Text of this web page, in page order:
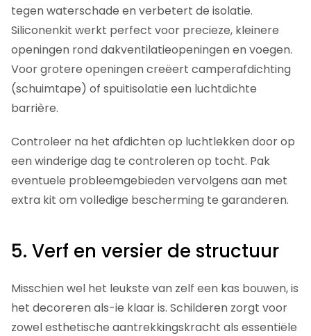
tegen waterschade en verbetert de isolatie.
Siliconenkit werkt perfect voor precieze, kleinere
openingen rond dakventilatieopeningen en voegen.
Voor grotere openingen creëert camperafdichting
(schuimtape) of spuitisolatie een luchtdichte
barrière.
Controleer na het afdichten op luchtlekken door op
een winderige dag te controleren op tocht. Pak
eventuele probleemgebieden vervolgens aan met
extra kit om volledige bescherming te garanderen.
5. Verf en versier de structuur
Misschien wel het leukste van zelf een kas bouwen, is
het decoreren als-ie klaar is. Schilderen zorgt voor
zowel esthetische aantrekkingskracht als essentiële